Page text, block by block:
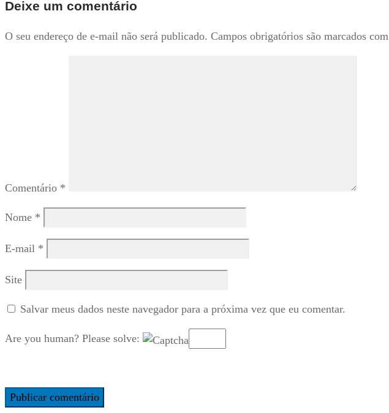
Post
Deixe um comentário
O seu endereço de e-mail não será publicado. Campos obrigatórios são marcados com
Comentário *
Nome *
E-mail *
Site
Salvar meus dados neste navegador para a próxima vez que eu comentar.
Are you human? Please solve: